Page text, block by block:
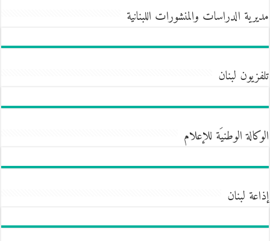
مديرية الدراسات والمنشورات اللبنانية
تلفزيون لبنان
الوكالة الوطنيَة للإعلام
إذاعة لبنان